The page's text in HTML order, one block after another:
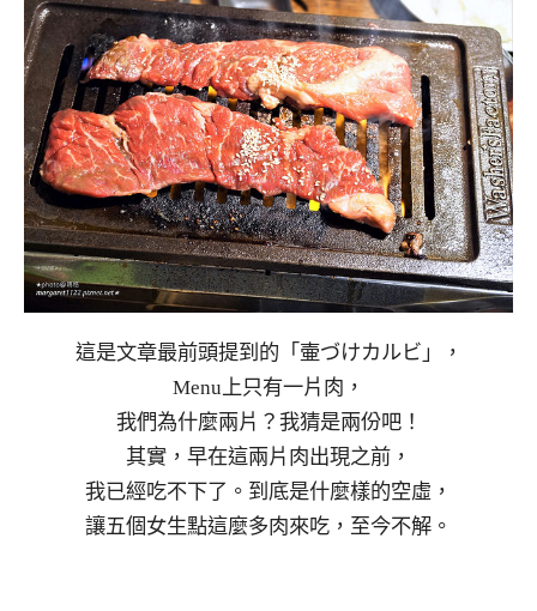
這是文章最前頭提到的「壷づけカルビ」，
Menu上只有一片肉，
我們為什麼兩片？我猜是兩份吧！
其實，早在這兩片肉出現之前，
我已經吃不下了。到底是什麼樣的空虛，
讓五個女生點這麼多肉來吃，至今不解。